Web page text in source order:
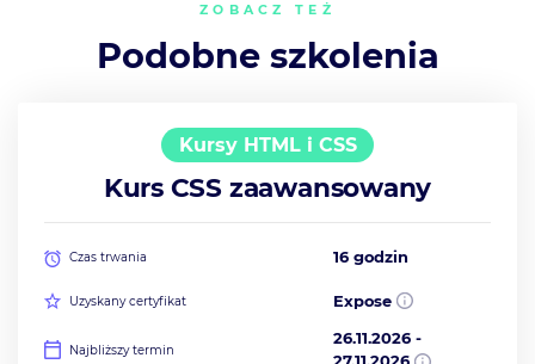
ZOBACZ TEŻ
Podobne szkolenia
Kursy HTML i CSS
Kurs CSS zaawansowany
Czas trwania 16 godzin
Uzyskany certyfikat Expose
Najbliższy termin
26.11.2026 -